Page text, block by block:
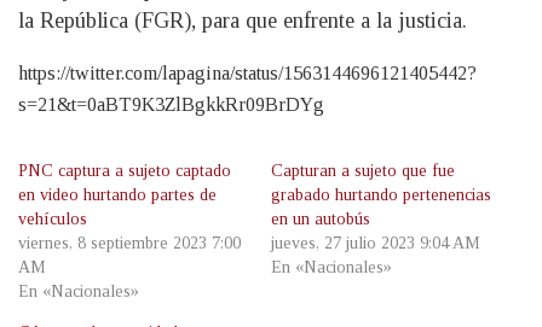
la República (FGR), para que enfrente a la justicia.
https://twitter.com/lapagina/status/1563144696121405442?
s=21&t=0aBT9K3ZlBgkkRr09BrDYg
PNC captura a sujeto captado
en video hurtando partes de
vehículos
viernes, 8 septiembre 2023 7:00
AM
En «Nacionales»
Capturan a sujeto que fue
grabado hurtando pertenencias
en un autobús
jueves, 27 julio 2023 9:04 AM
En «Nacionales»